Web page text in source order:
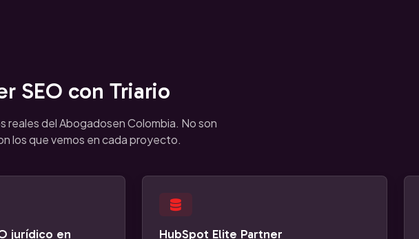
SEO con Triario
reales del Abogadosen Colombia. No son
los que vemos en cada proyecto.
jurídico en HubSpot Elite Partner